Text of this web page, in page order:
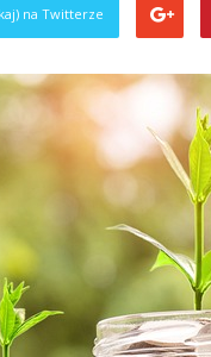
na Twitterze